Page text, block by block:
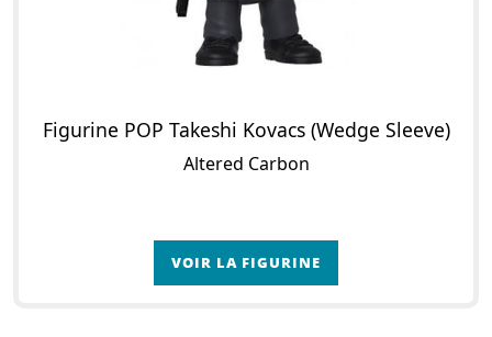
Figurine POP Takeshi Kovacs (Wedge Sleeve)
Altered Carbon
VOIR LA FIGURINE